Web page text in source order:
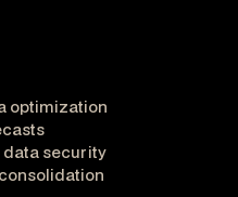
optimization
data security